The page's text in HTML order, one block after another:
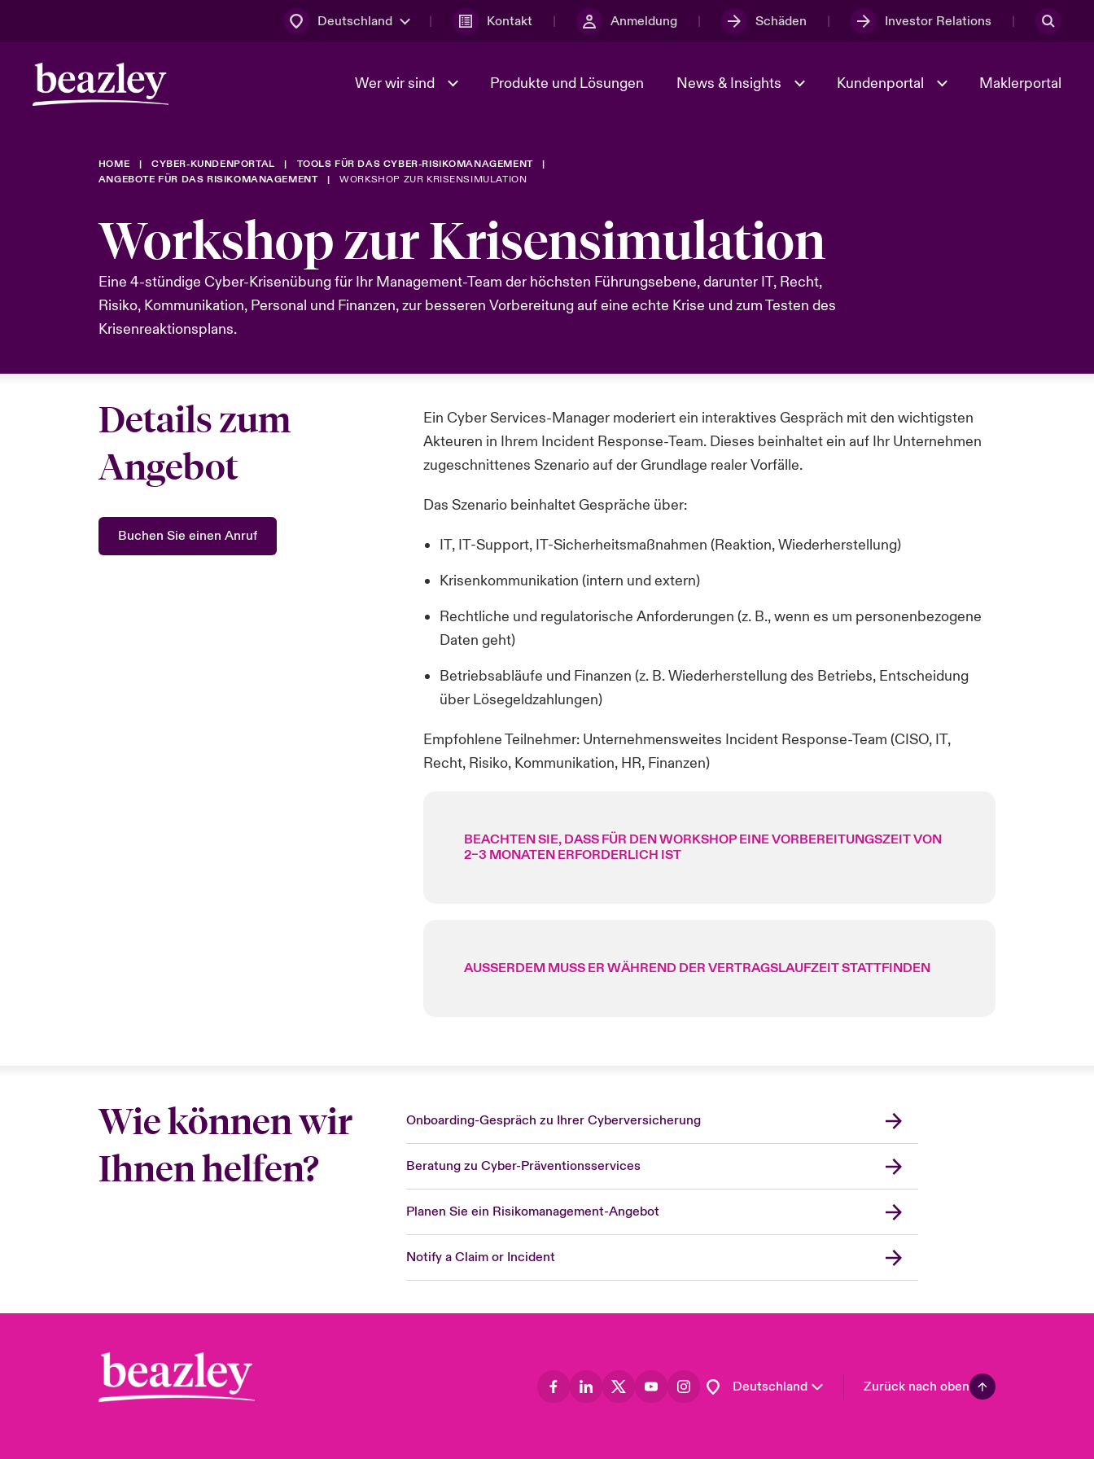
Deutschland Kontakt Anmeldung Schäden Investor Relations
Wer wir sind
Wer wir sind
Board & Management
Produkte und Lösungen News & Insights
News & Events
Cyber- & Tech-Risiken 2026:
Spotlight: Tech Transformation &
Cyber-Risiken 2025
Spotlight: Umwelt- und
Cyber Services Snapshot
Kundenportal
Kundenportal
Cyber
Maklerportal
HOME CYBER-KUNDENPORTAL
TOOLS FÜR DAS CYBER-RISIKOMANAGEMENT
ANGEBOTE FÜR DAS RISIKOMANAGEMENT
WORKSHOP ZUR KRISENSIMULATION
Workshop zur Krisensimulation
Eine 4-stündige Cyber-Krisenübung für Ihr Management-Team der höchsten Führungsebene, darunter IT, Recht,
Risiko, Kommunikation, Personal und Finanzen, zur besseren Vorbereitung auf eine echte Krise und zum Testen des
Krisenreaktionsplans.
Details zum
Angebot
Buchen Sie einen Anruf
Ein Cyber Services-Manager moderiert ein interaktives Gespräch mit den wichtigsten
Akteuren in Ihrem Incident Response-Team. Dieses beinhaltet ein auf Ihr Unternehmen
zugeschnittenes Szenario auf der Grundlage realer Vorfälle.
Das Szenario beinhaltet Gespräche über:
IT, IT-Support, IT-Sicherheitsmaßnahmen (Reaktion, Wiederherstellung)
Krisenkommunikation (intern und extern)
Rechtliche und regulatorische Anforderungen (z. B., wenn es um personenbezogene
Daten geht)
Betriebsabläufe und Finanzen (z. B. Wiederherstellung des Betriebs, Entscheidung
über Lösegeldzahlungen)
Empfohlene Teilnehmer: Unternehmensweites Incident Response-Team (CISO, IT,
Recht, Risiko, Kommunikation, HR, Finanzen)
BEACHTEN SIE, DASS FÜR DEN WORKSHOP EINE VORBEREITUNGSZEIT VON
2–3 MONATEN ERFORDERLICH IST
AUSSERDEM MUSS ER WÄHREND DER VERTRAGSLAUFZEIT STATTFINDEN
Wie können wir
Ihnen helfen?
Onboarding-Gespräch zu Ihrer Cyberversicherung
Beratung zu Cyber-Präventionsservices
Planen Sie ein Risikomanagement-Angebot
Notify a Claim or Incident
Deutschland Zurück nach oben